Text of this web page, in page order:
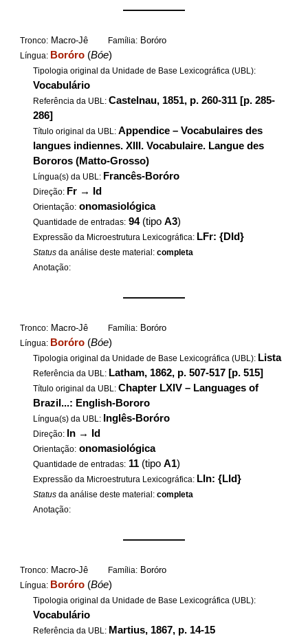
——————
Tronco: Macro-Jê Família: Boróro
Língua: Boróro (Bóe)
Tipologia original da Unidade de Base Lexicográfica (UBL):
Vocabulário
Referência da UBL:Castelnau, 1851, p. 260-311 [p. 285-
286]
Título original da UBL:Appendice – Vocabulaires des
langues indiennes. XIII. Vocabulaire. Langue des
Bororos (Matto-Grosso)
Língua(s) da UBL: Francês-Boróro
Direção: Fr → Id
Orientação: onomasiológica
Quantidade de entradas: 94(tipoA3)
Expressão da Microestrutura Lexicográfica: LFr: {DId}
Status da análise deste material:completa
Anotação:
——————
Tronco: Macro-Jê Família: Boróro
Língua: Boróro (Bóe)
Tipologia original da Unidade de Base Lexicográfica (UBL): Lista
Referência da UBL: Latham, 1862, p. 507-517 [p. 515]
Título original da UBL:Chapter LXIV – Languages of
Brazil...: English-Bororo
Língua(s) da UBL: Inglês-Boróro
Direção: In → Id
Orientação: onomasiológica
Quantidade de entradas: 11 (tipoA1)
Expressão da Microestrutura Lexicográfica: LIn: {LId}
Status da análise deste material:completa
Anotação:
——————
Tronco: Macro-Jê Família: Boróro
Língua: Boróro (Bóe)
Tipologia original da Unidade de Base Lexicográfica (UBL):
Vocabulário
Referência da UBL: Martius, 1867, p. 14-15